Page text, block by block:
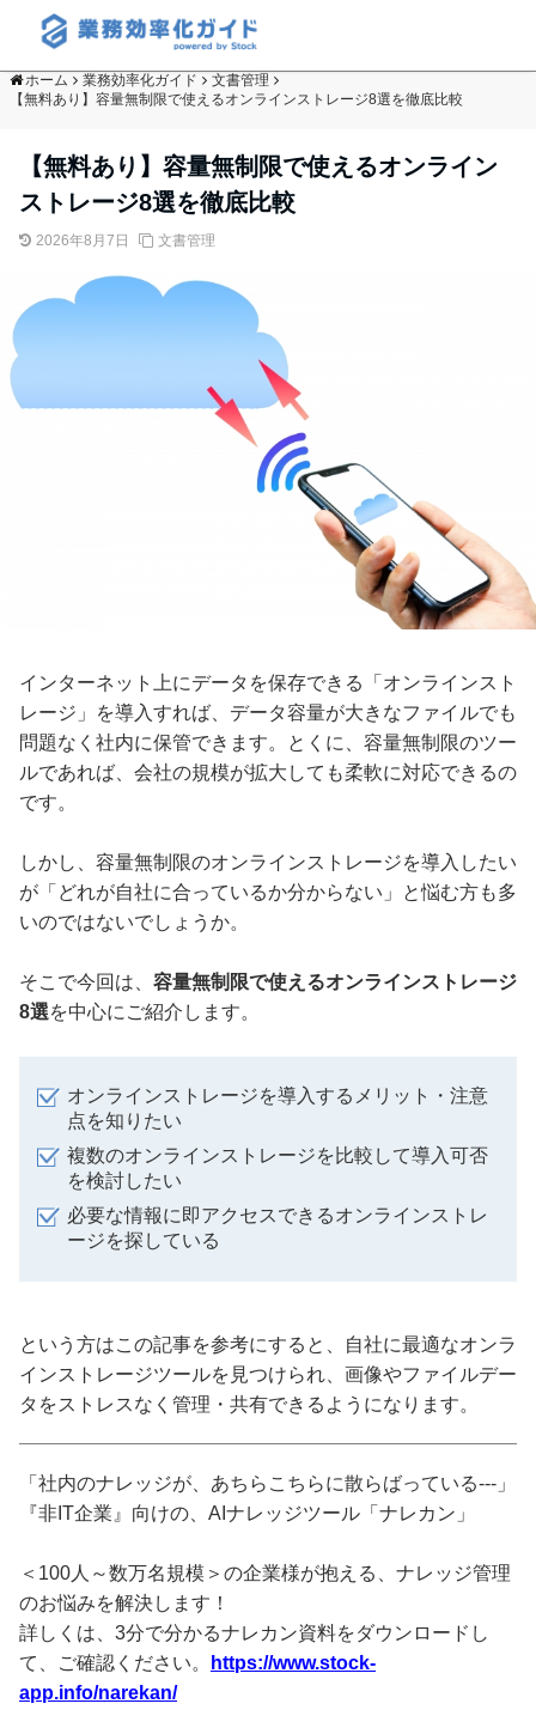
ホーム 業務効率化ガイド
文書管理
【無料あり】容量無制限で使えるオンラインストレージ8選を徹底比較
【無料あり】容量無制限で使えるオンライン
ストレージ8選を徹底比較
2026年8月7日 文書管理
インターネット上にデータを保存できる「オンラインスト
レージ」を導入すれば、データ容量が大きなファイルでも
問題なく社内に保管できます。とくに、容量無制限のツー
ルであれば、会社の規模が拡大しても柔軟に対応できるの
です。
しかし、容量無制限のオンラインストレージを導入したい
が「どれが自社に合っているか分からない」と悩む方も多
いのではないでしょうか。
そこで今回は、 容量無制限で使えるオンラインストレージ
8選を中心にご紹介します。
オンラインストレージを導入するメリット・注意
点を知りたい
複数のオンラインストレージを比較して導入可否
を検討したい
必要な情報に即アクセスできるオンラインストレ
ージを探している
という方はこの記事を参考にすると、自社に最適なオンラ
インストレージツールを見つけられ、画像やファイルデー
タをストレスなく管理・共有できるようになります。
「社内のナレッジが、あちらこちらに散らばっている---」
『非IT企業』向けの、AIナレッジツール「ナレカン」
＜100人～数万名規模＞の企業様が抱える、ナレッジ管理
のお悩みを解決します！
詳しくは、3分で分かるナレカン資料をダウンロードし
て、ご確認ください。
https://www.stock-
app.info/narekan/